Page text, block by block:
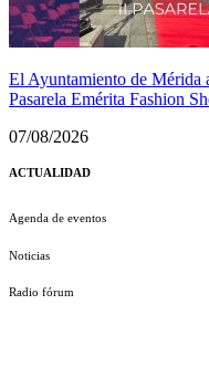
El Ayuntamiento de Mérida
Pasarela Emérita Fashion
07/08/2026
ACTUALIDAD
Agenda de eventos
Noticias
Radio fórum